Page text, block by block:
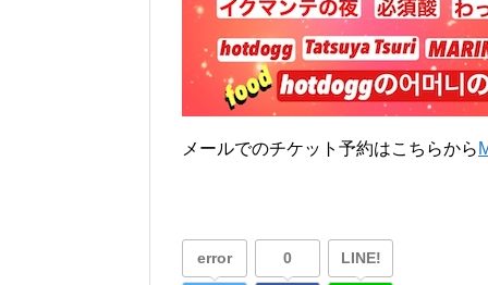
メールでのチケット予約はこちらから
error 0 LINE!